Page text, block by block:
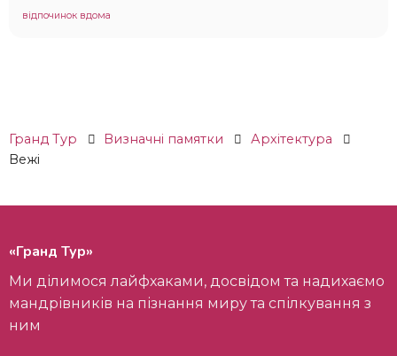
відпочинок вдома
Гранд Тур Визначні памятки
Архітектура
Вежі
«Гранд Тур»
Ми ділимося лайфхаками, досвідом та надихаємо
мандрівників на пізнання миру та спілкування з
ним